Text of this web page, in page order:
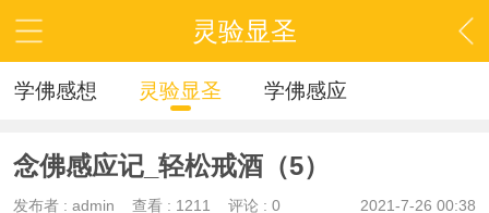
灵验显圣
学佛感想 灵验显圣 学佛感应
念佛感应记_轻松戒酒（5）
2021-7-26 00:38
发布者 : admin 查看 : 1211 评论 : 0